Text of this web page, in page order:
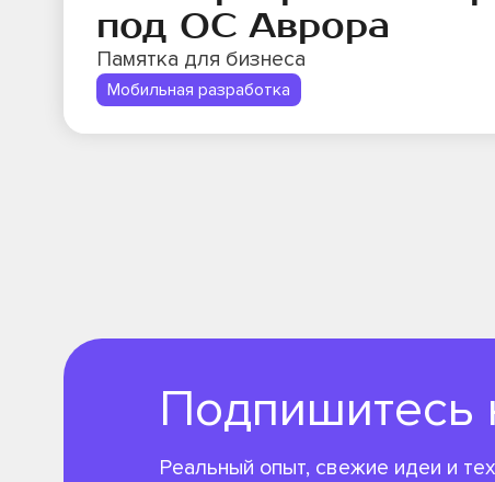
под ОС Аврора
Памятка для бизнеса
Мобильная разработка
Подпишитесь
Реальный опыт, свежие идеи и